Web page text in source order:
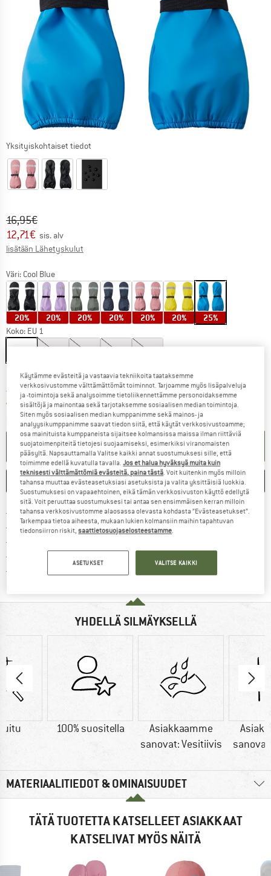
Yksityiskohtaiset tiedot
Alkuperäinen hinta :
16,95€
Hinta:
12,71€ sis. alv
lisätään Lähetyskulut
Väri: Cool Blue
20% 20% 20% 20% 20% 20% 25%
Koko: EU 1
EU2 EU3 EU4 EU5
Kokotaulukko
Toimitusaika: 6-8 arkipäivääLinkki avautuu tietokentässä ja sisältää
Vain 1 kpl varastossa!
Määrä:
OSTOSKORIIN
MERKITSE VERTAILE
Lähetyskuluitta alk. 69 € (FI)Löydä toimitustiedot täältä!
100 päivän palautusoikeusSiirry palautusoikeuteen täältä
YHDELLÄ SILMÄYKSELLÄ
100% suositella
Asiakkaamme
sanovat: Vesitiivis
MATERIAALITIEDOT & OMINAISUUDET
TÄTÄ TUOTETTA KATSELLEET ASIAKKAAT
KATSELIVAT MYÖS NÄITÄ
Käytämme evästeitä ja vastaavia tekniikoita taataksemme
verkkosivustomme välttämättömät toiminnot. Tarjoamme myös lisäpalveluja
ja -toimintoja sekä analysoimme tietoliikennettämme personoidaksemme
sisältöjä ja mainontaa sekä tarjotaksemme sosiaalisen median toimintoja.
Siten myös sosiaalisen median kumppanimme sekä mainos- ja
analyysikumppanimme saavat tiedon siitä, että käytät verkkosivustoamme;
osa mainituista kumppaneista sijaitsee kolmansissa maissa ilman riittäviä
suojatoimenpiteitä tietojesi suojaamiseksi, esimerkiksi viranomaisten
pääsyltä. Napsauttamalla Valitse kaikki annat suostumuksesi sille, että
toimimme edellä kuvatulla tavalla.Jos et halua hyväksyä muita kuin
teknisesti välttämättömiä evästeitä, paina tästä. Voit kuitenkin myös milloin
tahansa muuttaa evästeasetuksiasi asetuksista ja valita yksittäisiä luokkia.
Suostumuksesi on vapaaehtoinen, eikä tämän verkkosivuston käyttö edellytä
sitä. Voit peruuttaa suostumuksesi tai antaa sen ensimmäisen kerran milloin
tahansa verkkosivustomme alaosassa olevasta kohdasta ”Evästeasetukset”.
Tarkempaa tietoa aiheesta, mukaan lukien kolmansiin maihin tapahtuvan
tiedonsiirron riskit,saattietosuojaselosteestamme.
ASETUKSET VALITSE KAIKKI